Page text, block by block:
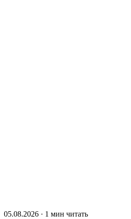
05.08.2026 · 1 мин читать